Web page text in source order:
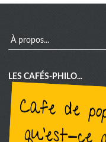
menu
À propos...
LES CAFÉS-PHILO...
cafe de pop'philo :
qu'est-ce qu'un